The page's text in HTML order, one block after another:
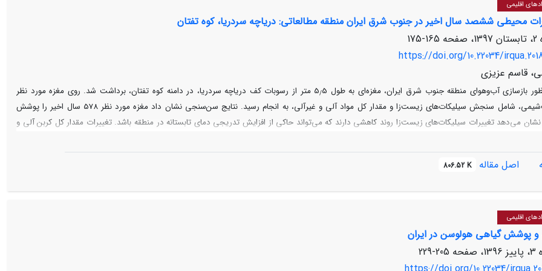
اقلیمی
محیطی ششصد سال اخیر در جنوب شرق ایران منطقه مطالعاتی: دریاچه سردریا، کوه تفتان
165-175
https://doi.org/10.22034/
قاسم عزیزی
بازسازی آب‌وهوای منطقه جنوب شرق ایران، مغزه‌ای به طول 5 /
5 متر از رسوبات کف دریاچه سردریا، در دامنه کوه تفتان، برداشت شد. روی مغزه مورد نظر
آنالیز‌های زیست‌شیمی، شامل سنجش سیلیکات‌های زیست‌زا و مقدار کل مواد آلی و غیرآلی، به انجام رسید. نتایج سن‌سنجی نشان داد مغزه مورد نظر 578 سال اخیر را پوشش
می‌‌دهد تغییرات سیلیکات‌های زیستزا روند کاهشی دارند که می‌‌تواند حاکی از افزایش تدریجی دمای تابستانه در منطقه باشد. تغییرات مقدار کل کربن آلی و
در عصر یخبندان کوچک دوره‌های متناوب خشکی‌های شدید در منطقه رخ داده که با خشک‌شدگی کامل سطح دریاچه همراه بوده است. این در حالی است که
عصر یخبندان کوچک شرایط مرطوب‌تری را در نواحی غربی و شمال غربی به وجود آورده است. این نتایج تأییدکننده واکنش‌های متضاد آب‌وهوایی منطقه
اصل مقاله 806.52 K
اقلیمی
و پوشش گیاهی هولوسن در ایران
205-229